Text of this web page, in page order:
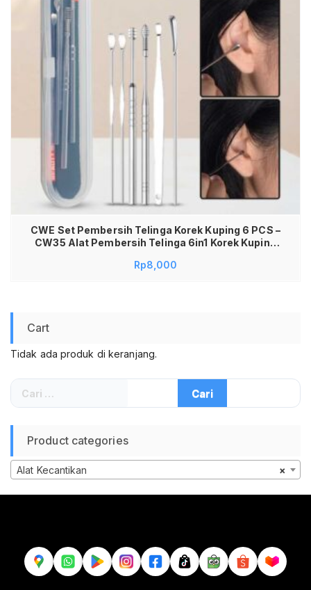
CWE Set Pembersih Telinga Korek Kuping 6 PCS –
CW35 Alat Pembersih Telinga 6in1 Korek Kuping
Telinga Bayi Dewasa Aman Higienis Anti Karat
Rp8,000
Cart
Tidak ada produk di keranjang.
Cari
untuk:
Product categories
×
Alat Kecantikan